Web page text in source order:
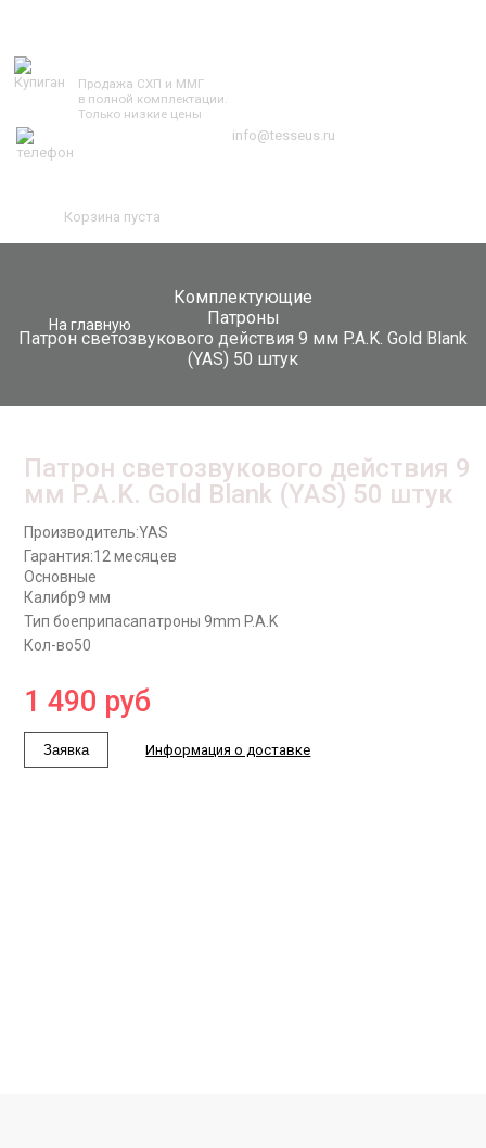
Продажа СХП и ММГ
в полной комплектации.
Только низкие цены
info@tesseus.ru
Корзина пуста
Комплектующие
Патроны
Патрон светозвукового действия 9 мм P.A.K. Gold Blank
(YAS) 50 штук
На главную
Патрон светозвукового действия 9
мм P.A.K. Gold Blank (YAS) 50 штук
Производитель:YAS
Гарантия:12 месяцев
Основные
Калибр9 мм
Тип боеприпасапатроны 9mm P.A.K
Кол-во50
1 490 руб
Заявка Информация о доставке